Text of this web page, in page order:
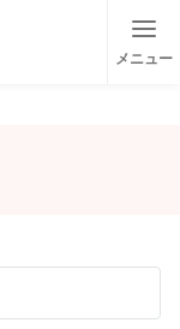
メニュー